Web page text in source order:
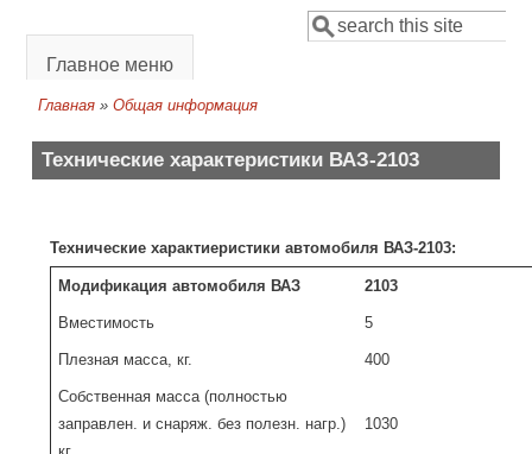
Форма поиска
Поиск
Главное меню
Главная » Общая информация
Технические характеристики ВАЗ-2103
Технические характиеристики автомобиля ВАЗ-2103:
Модификация автомобиля ВАЗ 2103
Вместимость 5
Плезная масса, кг. 400
Собственная масса (полностью
заправлен. и снаряж. без полезн. нагр.)
1030